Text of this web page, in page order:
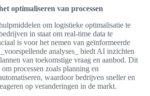
optimaliseren van processen
om logistieke optimalisatie te
in staat om real-time data te
is voor het nemen van geïnformeerde
analyses_ biedt AI inzichten
van toekomstige vraag en aanbod. Dit
processen zoals planning en
waardoor bedrijven sneller en
op veranderingen in de markt.